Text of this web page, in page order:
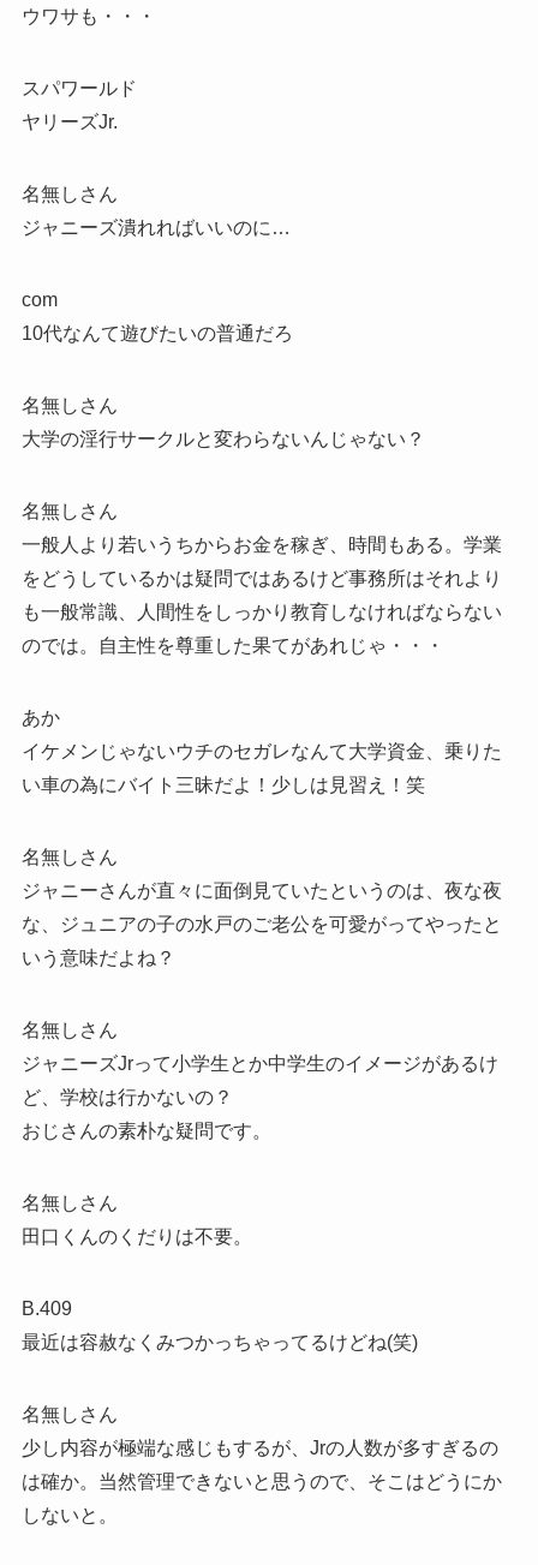
ウワサも・・・
スパワールド
ヤリーズJr.
名無しさん
ジャニーズ潰れればいいのに…
com
10代なんて遊びたいの普通だろ
名無しさん
大学の淫行サークルと変わらないんじゃない？
名無しさん
一般人より若いうちからお金を稼ぎ、時間もある。学業
をどうしているかは疑問ではあるけど事務所はそれより
も一般常識、人間性をしっかり教育しなければならない
のでは。自主性を尊重した果てがあれじゃ・・・
あか
イケメンじゃないウチのセガレなんて大学資金、乗りた
い車の為にバイト三昧だよ！少しは見習え！笑
名無しさん
ジャニーさんが直々に面倒見ていたというのは、夜な夜
な、ジュニアの子の水戸のご老公を可愛がってやったと
いう意味だよね？
名無しさん
ジャニーズJrって小学生とか中学生のイメージがあるけ
ど、学校は行かないの？
おじさんの素朴な疑問です。
名無しさん
田口くんのくだりは不要。
B.409
最近は容赦なくみつかっちゃってるけどね(笑)
名無しさん
少し内容が極端な感じもするが、Jrの人数が多すぎるの
は確か。当然管理できないと思うので、そこはどうにか
しないと。